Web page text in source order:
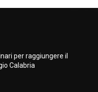
per raggiungere il
Calabria